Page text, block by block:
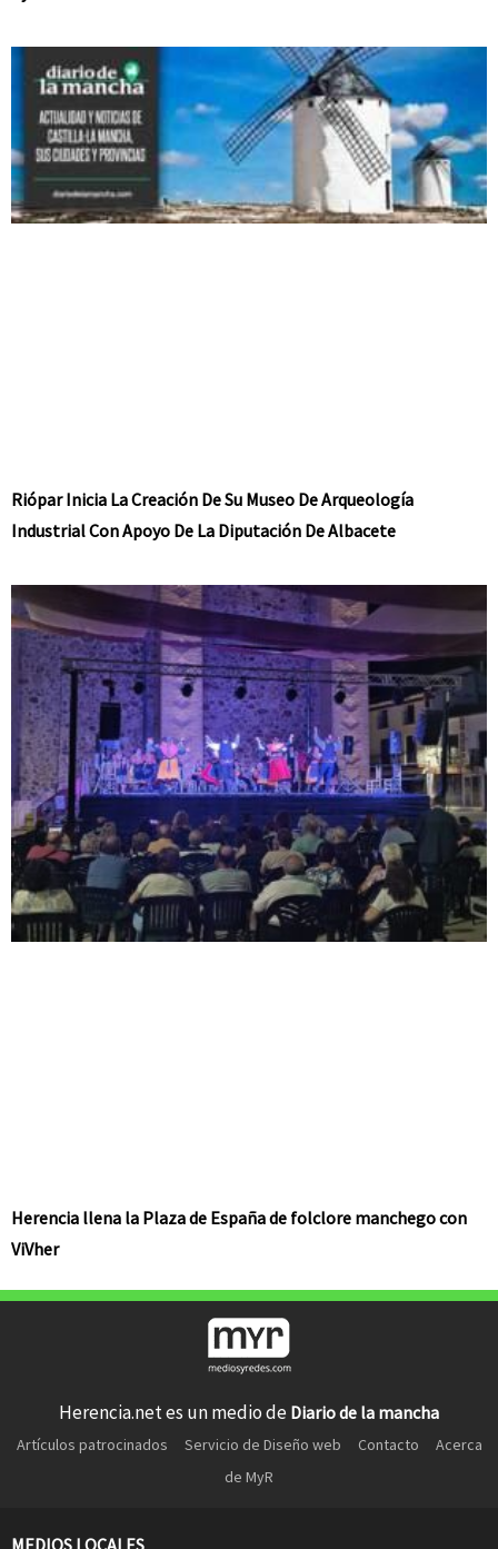
Riópar Inicia La Creación De Su Museo De Arqueología
Industrial Con Apoyo De La Diputación De Albacete
Herencia llena la Plaza de España de folclore manchego con
ViVher
Herencia.net es un medio de Diario de la mancha
Artículos patrocinados Servicio de Diseño web Contacto
Acerca
de MyR